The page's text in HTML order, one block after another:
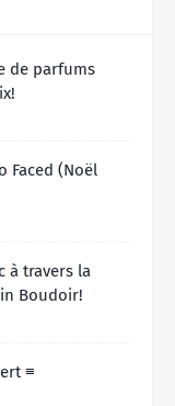
de parfums
Faced (Noël
à travers la
Boudoir!
≡